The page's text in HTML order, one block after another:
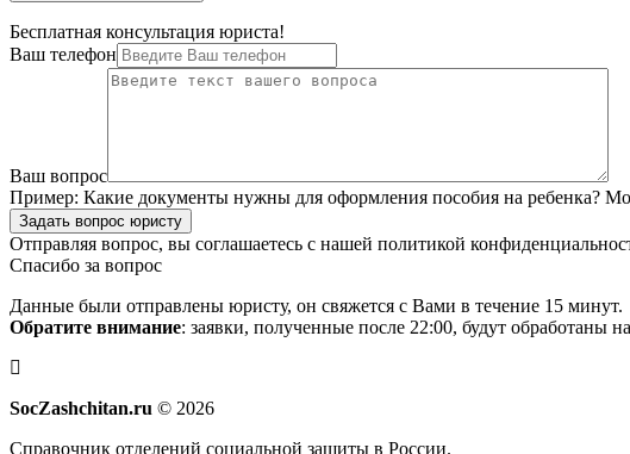
Бесплатная консультация юриста!
Ваш телефон
Ваш вопрос
Пример: Какие документы нужны для оформления пособия на ребенка?
Задать вопрос юристу
Отправляя вопрос, вы соглашаетесь с нашей политикой
Спасибо за вопрос
Данные были отправлены юристу, он свяжется с Вами в течение 15 минут.
Обратите внимание: заявки, полученные после 22:00, будут обработаны
SocZashchitan.ru © 2026
Справочник отделений социальной защиты в России.